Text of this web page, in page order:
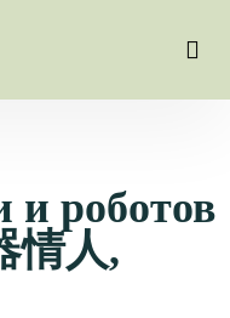
роботов
情人,